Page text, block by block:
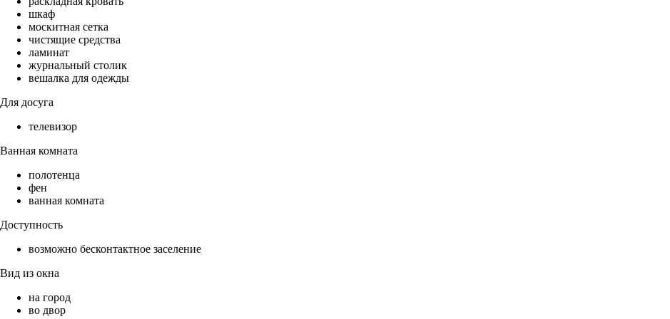
шкаф
москитная сетка
чистящие средства
ламинат
журнальный столик
вешалка для одежды
Для досуга
телевизор
Ванная комната
полотенца
фен
ванная комната
Доступность
возможно бесконтактное заселение
Вид из окна
на город
во двор